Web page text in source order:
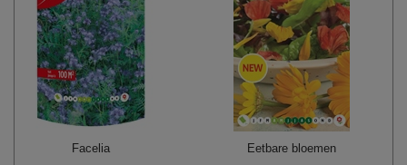
Facelia Eetbare bloemen